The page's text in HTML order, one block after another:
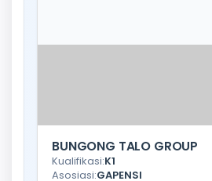
BUNGONG TALO GROUP
Kualifikasi:K1
Asosiasi:GAPENSI